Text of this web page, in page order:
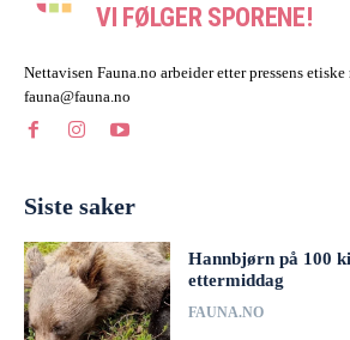
VI FØLGER SPORENE!
Nettavisen Fauna.no arbeider etter pressens
fauna@fauna.no
Siste saker
Hannbjørn på 100
ettermiddag
FAUNA.NO